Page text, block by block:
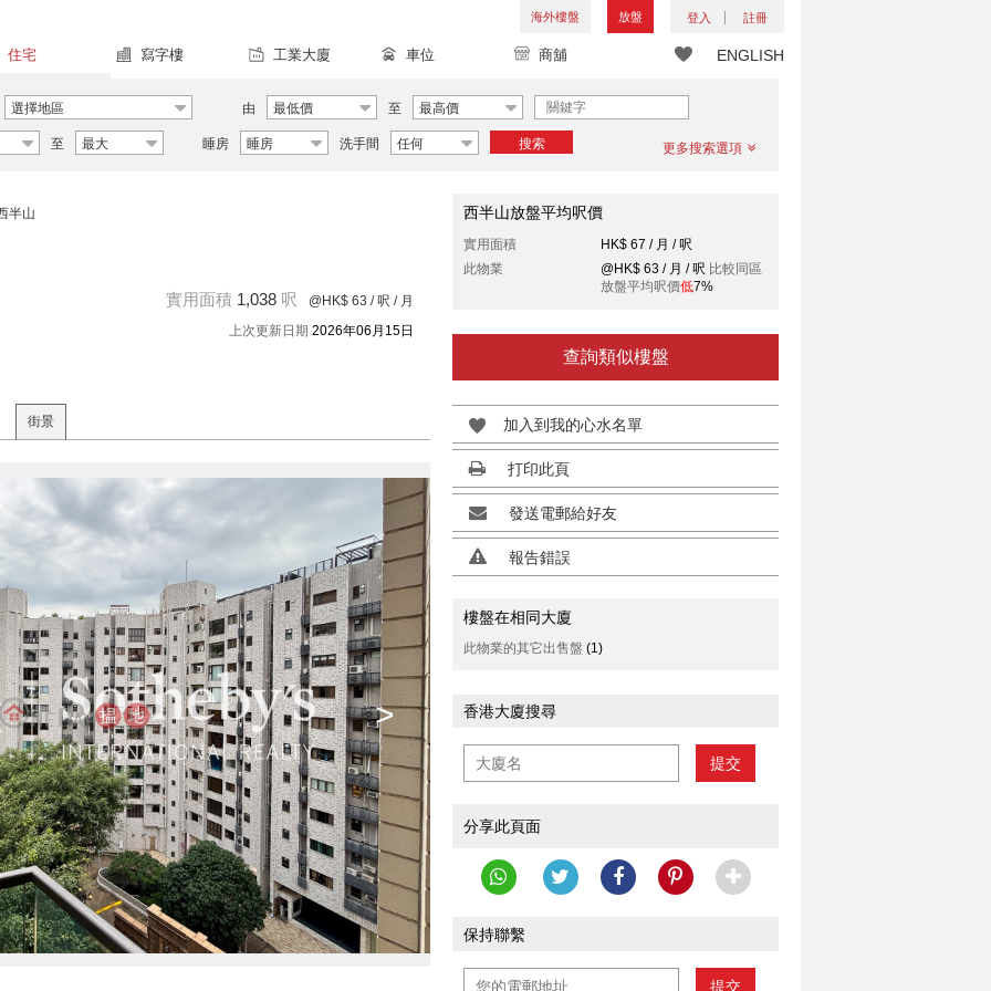
海外樓盤 放盤 登入 註冊
ENGLISH
住宅 寫字樓 工業大廈 車位 商舖
選擇地區 由 最低價 至 最高價
至 最大 睡房 睡房 洗手間 任何 搜索 更多搜索選項
半山
實用面積 1,038 呎 @HK$ 63 / 呎 / 月
上次更新日期 2026年06月15日
街景
>
西半山放盤平均呎價
實用面積
HK$ 67 / 月 / 呎
此物業
@HK$ 63 / 月 / 呎 比較同區
放盤平均呎價低7%
查詢類似樓盤
加入到我的心水名單
打印此頁
發送電郵給好友
報告錯誤
樓盤在相同大廈
此物業的其它出售盤 (1)
香港大廈搜尋
提交
分享此頁面
保持聯繫
提交